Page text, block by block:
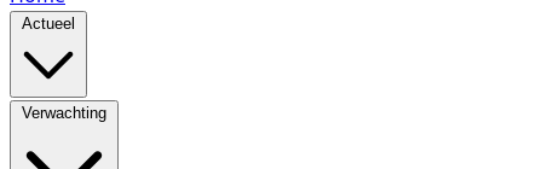
Actueel
Verwachting